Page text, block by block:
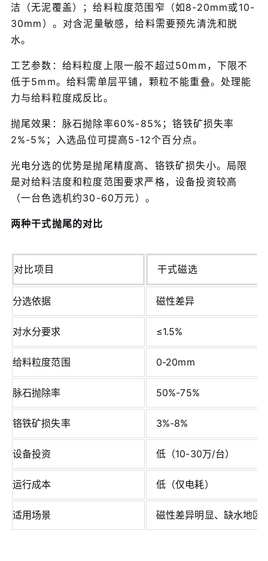
洁（无泥覆盖）；给料粒度范围窄（如8-20mm或10-
30mm）。对含泥量敏感，给料需要预先清洗和脱
水。
工艺参数：给料粒度上限一般不超过50mm，下限不
低于5mm。给料需单层平铺，颗粒不能重叠。处理能
力与给料粒度成反比。
抛尾效果：脉石抛除率60%-85%；铬铁矿损失率
2%-5%；入选品位可提高5-12个百分点。
光电分选的优势是抛尾精度高、铬铁矿损失小。局限
是对给料洁度和粒度范围要求严格，设备投资较高
（一台色选机约30-60万元）。
两种干式抛尾的对比
对比项目 干式磁选
分选依据 磁性差异
对水分要求 ≤1.5%
给料粒度范围 0-20mm
脉石抛除率 50%-75%
铬铁矿损失率 3%-8%
设备投资 低（10-30万/台）
运行成本 低（仅电耗）
适用场景 磁性差异明显、缺水地区